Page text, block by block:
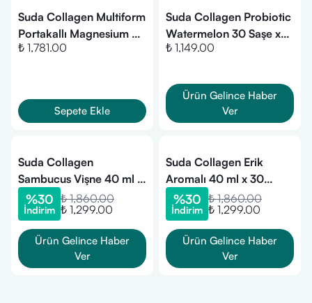
Suda Collagen Multiform
Portakallı Magnesium 30
Saşe 15 gr
₺ 1,781.00
Sepete Ekle
Suda Collagen Probiotic
Watermelon 30 Saşe x
10 gr + Shaker Hediyeli
₺ 1,149.00
Ürün Gelince Haber
Ver
Suda Collagen
Sambucus Vişne 40 ml x
30 Shots
%30
İndirim
₺ 1,860.00
₺ 1,299.00
Ürün Gelince Haber
Ver
Suda Collagen Erik
Aromalı 40 ml x 30
Shots
%30
İndirim
₺ 1,860.00
₺ 1,299.00
Ürün Gelince Haber
Ver